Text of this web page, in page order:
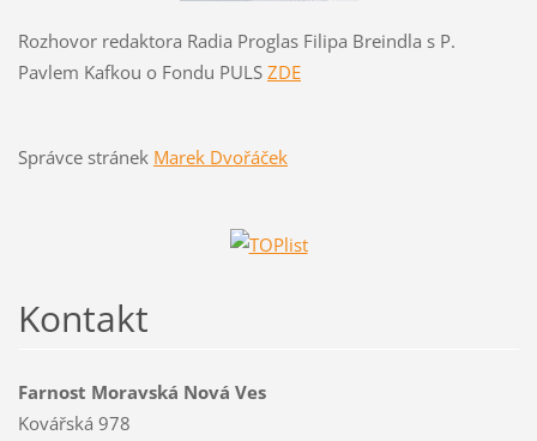
Rozhovor redaktora Radia Proglas Filipa Breindla s P.
Pavlem Kafkou o Fondu PULS ZDE
Správce stránek Marek Dvořáček
Kontakt
Farnost Moravská Nová Ves
Kovářská 978